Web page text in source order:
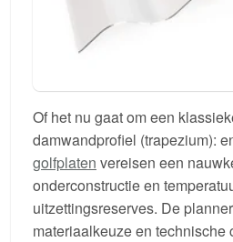
Of het nu gaat om een
damwandprofiel (trapezium):
golfplaten vereisen een
onderconstructie en
uitzettingsreserves. De
materiaalkeuze en technische